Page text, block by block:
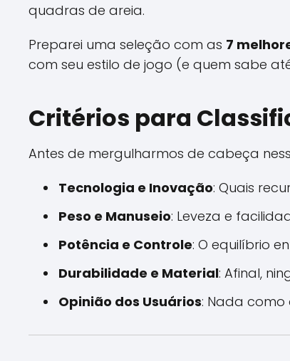
quadras de areia.
Preparei uma seleção com as 7
com seu estilo de jogo (e quem sabe
Critérios para
Antes de mergulharmos de cabeça
Tecnologia e Inovação: Quais
Peso e Manuseio: Leveza e
Potência e Controle: O equilíbrio
Durabilidade e Material: Afinal,
Opinião dos Usuários: Nada como